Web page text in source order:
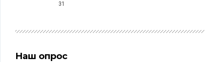
31
Наш опрос